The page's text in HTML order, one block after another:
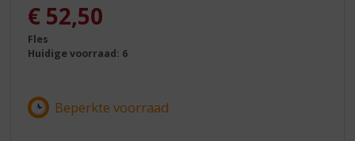
€ 52,50
Fles
Huidige voorraad: 6